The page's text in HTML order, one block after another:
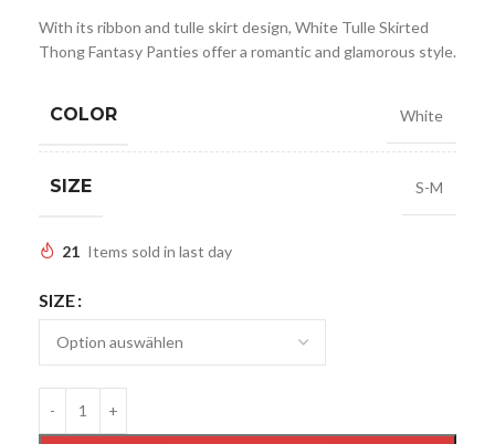
With its ribbon and tulle skirt design, White Tulle Skirted
Thong Fantasy Panties offer a romantic and glamorous style.
COLOR White
SIZE S-M
21 Items sold in last day
SIZE